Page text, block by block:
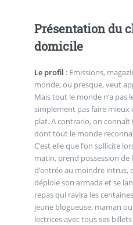
Présentation du
domicile
Le profil : Emissions,
monde, ou presque, veut
Mais tout le monde n’a pas
simplement pas faire
plat. A contrario, on
dont tout le monde
C’est elle que l’on sollicite
matin, prend possession de
d’entrée au moindre intrus,
déploie son armada et se
repas qui ravira les
jeune blogueuse, maman
lectrices avec tous ses